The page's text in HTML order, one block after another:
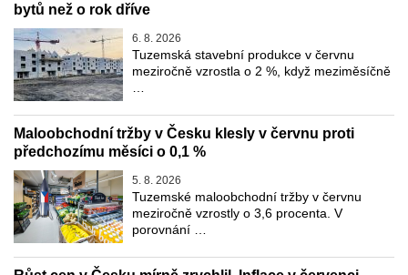
bytů než o rok dříve
6. 8. 2026
Tuzemská stavební produkce v červnu
meziročně vzrostla o 2 %, když meziměsíčně
Maloobchodní tržby v Česku klesly v červnu proti
předchozímu měsíci o 0,1 %
5. 8. 2026
Tuzemské maloobchodní tržby v červnu
meziročně vzrostly o 3,6 procenta. V
porovnání …